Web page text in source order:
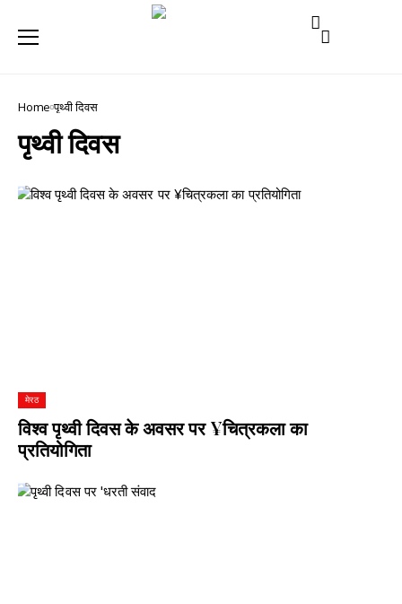
Home पृथ्वी दिवस
पृथ्वी दिवस
मेरठ
विश्व पृथ्वी दिवस के अवसर पर ¥चित्रकला का
प्रतियोगिता